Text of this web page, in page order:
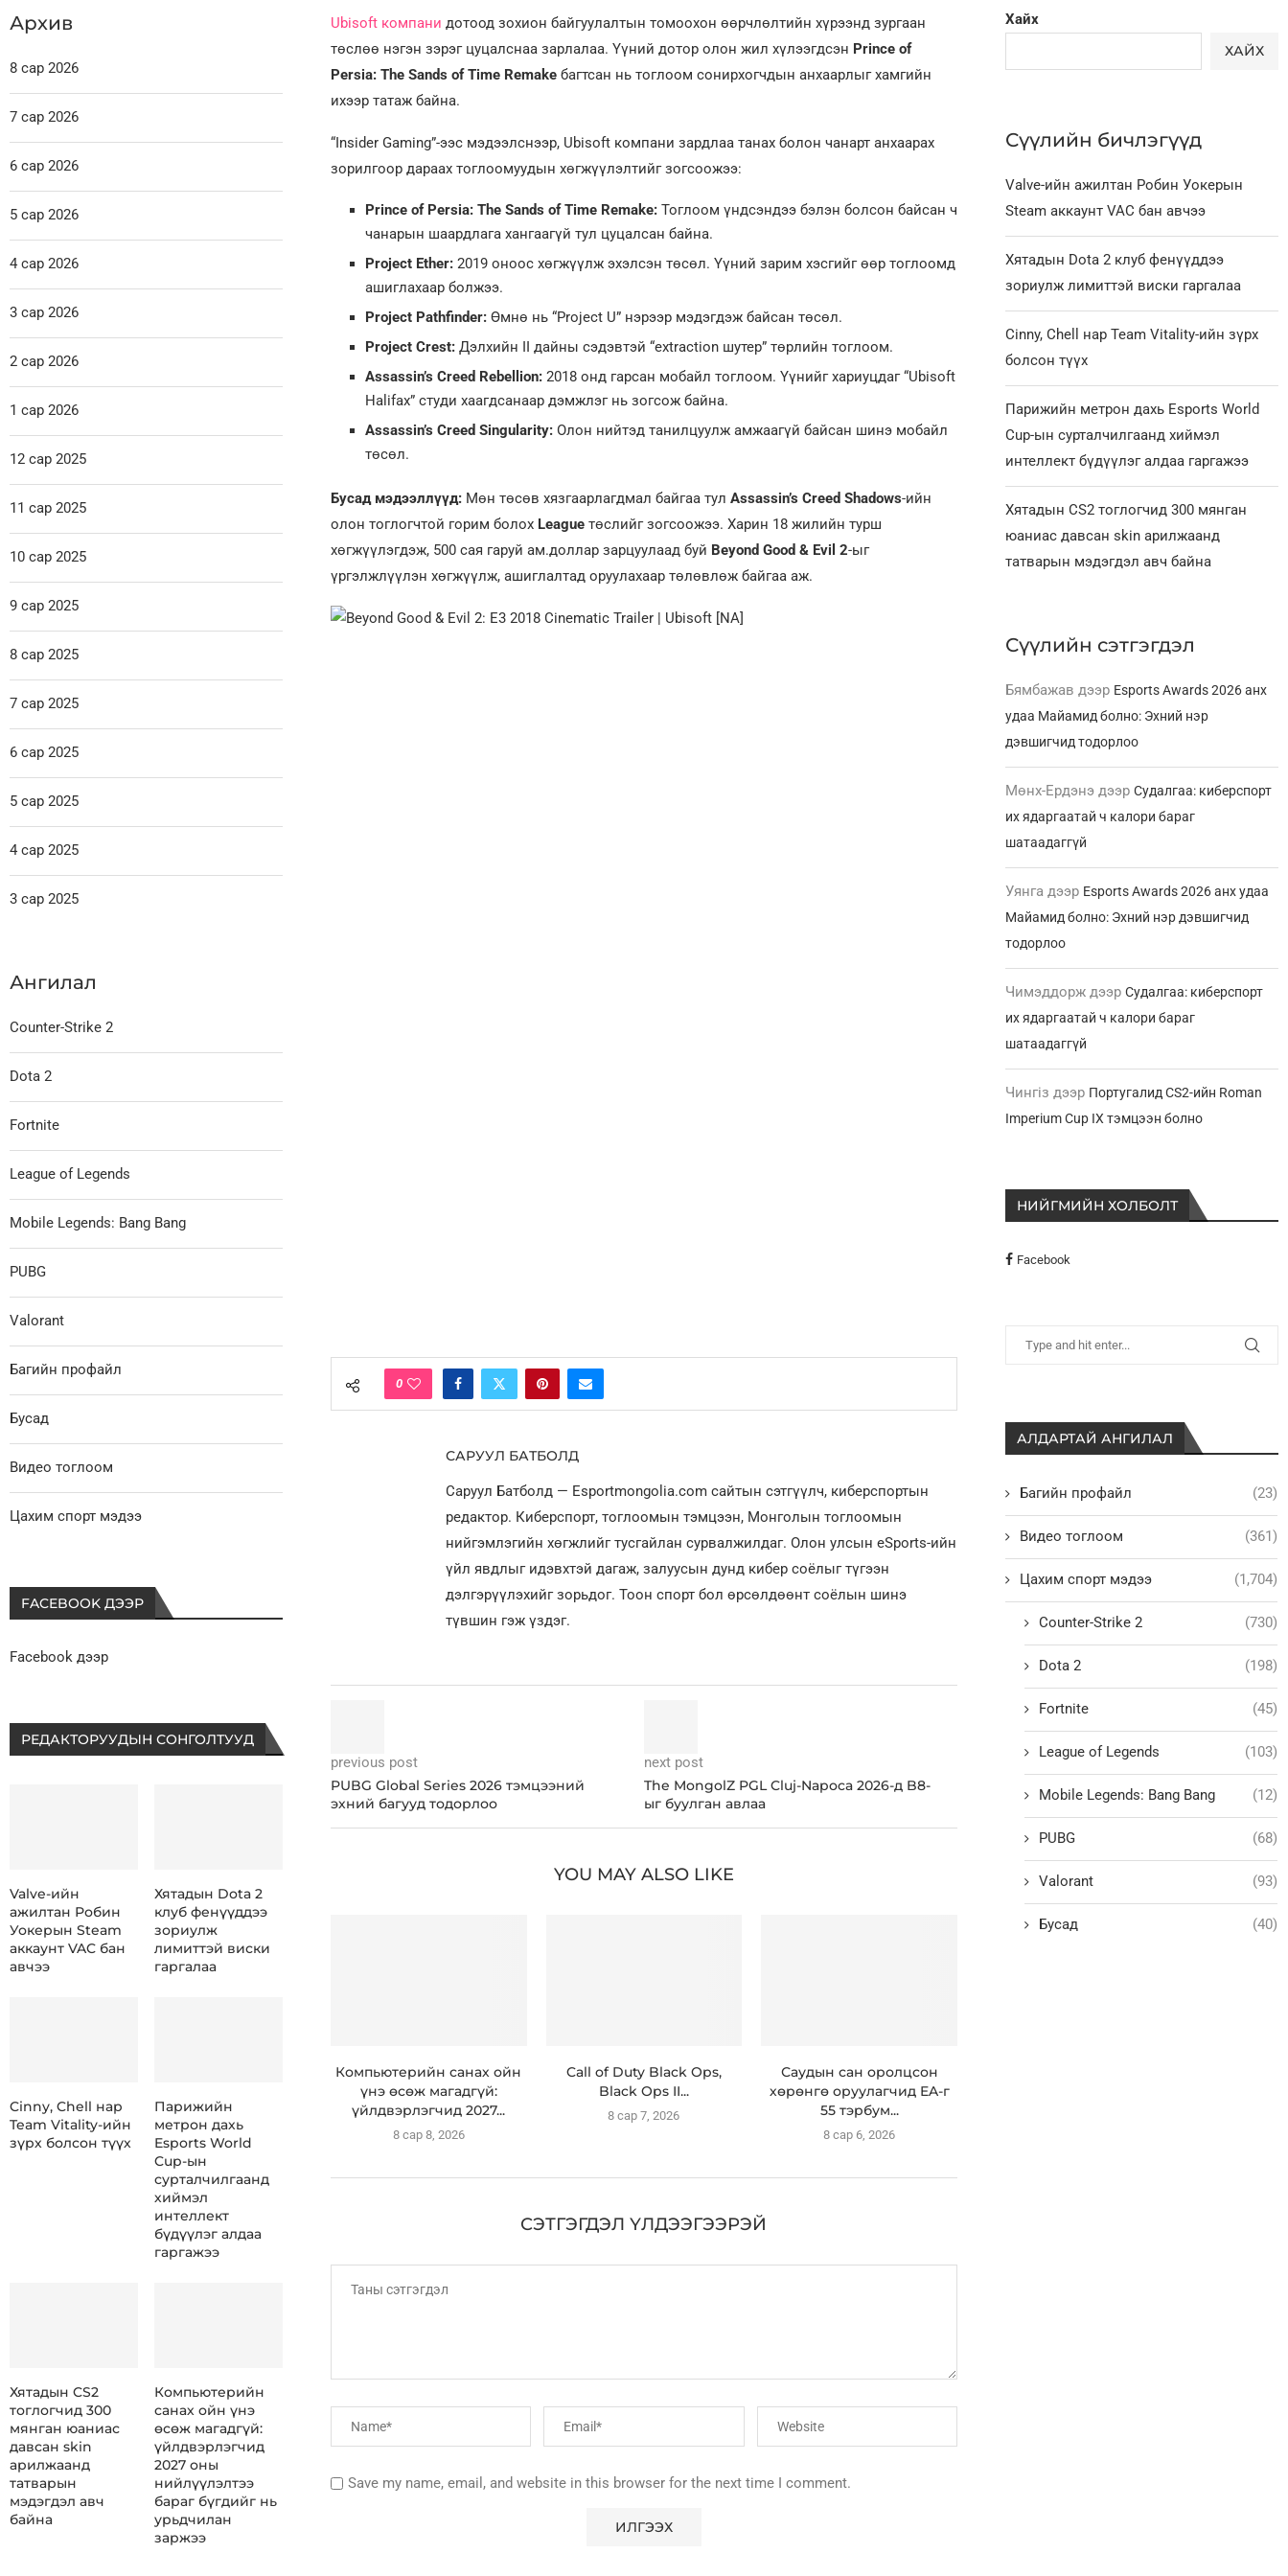
Ubisoft компани дотоод зохион байгуулалтын томоохон өөрчлөлтийн хүрээнд зургаан
төслөө нэгэн зэрэг цуцалснаа зарлалаа. Үүний дотор олон жил хүлээгдсэн Prince of
Persia: The Sands of Time Remakeбагтсан нь тоглоом сонирхогчдын анхаарлыг хамгийн
ихээр татаж байна.
“Insider Gaming”-ээс мэдээлснээр, Ubisoft компани зардлаа танах болон чанарт анхаарах
зорилгоор дараах тоглоомуудын хөгжүүлэлтийг зогсоожээ:
Prince of Persia: The Sands of Time Remake:Тоглоом үндсэндээ бэлэн болсон байсан ч
чанарын шаардлага хангаагүй тул цуцалсан байна.
Project Ether:2019 оноос хөгжүүлж эхэлсэн төсөл. Үүний зарим хэсгийг өөр тоглоомд
ашиглахаар болжээ.
Project Pathfinder:Өмнө нь “Project U” нэрээр мэдэгдэж байсан төсөл.
Project Crest:Дэлхийн II дайны сэдэвтэй “extraction шутер” төрлийн тоглоом.
Assassin’s Creed Rebellion:2018 онд гарсан мобайл тоглоом. Үүнийг хариуцдаг “Ubisoft
Halifax” студи хаагдсанаар дэмжлэг нь зогсож байна.
Assassin’s Creed Singularity:Олон нийтэд танилцуулж амжаагүй байсан шинэ мобайл
төсөл.
Бусад мэдээллүүд:Мөн төсөв хязгаарлагдмал байгаа тул Assassin’s Creed Shadows-ийн
олон тоглогчтой горим болох Leagueтөслийг зогсоожээ. Харин 18 жилийн турш
хөгжүүлэгдэж, 500 сая гаруй ам.доллар зарцуулаад буй Beyond Good & Evil 2-ыг
үргэлжлүүлэн хөгжүүлж, ашиглалтад оруулахаар төлөвлөж байгаа аж.
0
САРУУЛ БАТБОЛД
Саруул Батболд — Esportmongolia.com сайтын сэтгүүлч, киберспортын
редактор. Киберспорт, тоглоомын тэмцээн, Монголын тоглоомын
нийгэмлэгийн хөгжлийг тусгайлан сурвалжилдаг. Олон улсын eSports-ийн
үйл явдлыг идэвхтэй дагаж, залуусын дунд кибер соёлыг түгээн
дэлгэрүүлэхийг зорьдог. Тоон спорт бол өрсөлдөөнт соёлын шинэ
түвшин гэж үздэг.
previous post
PUBG Global Series 2026 тэмцээний
эхний багууд тодорлоо
next post
The MongolZ PGL Cluj-Napoca 2026-д B8-
ыг буулган авлаа
YOU MAY ALSO LIKE
Компьютерийн санах ойн
үнэ өсөж магадгүй:
үйлдвэрлэгчид 2027...
8 сар 8, 2026
Call of Duty Black Ops,
Black Ops II...
8 сар 7, 2026
Саудын сан оролцсон
хөрөнгө оруулагчид EA-г
55 тэрбум...
8 сар 6, 2026
СЭТГЭГДЭЛ ҮЛДЭЭГЭЭРЭЙ
Save my name, email, and website in this browser for the next time I comment.
Хайх
ХАЙХ
Сүүлийн бичлэгүүд
Valve-ийн ажилтан Робин Уокерын
Steam аккаунт VAC бан авчээ
Хятадын Dota 2 клуб фенүүддээ
зориулж лимиттэй виски гаргалаа
Cinny, Chell нар Team Vitality-ийн зүрх
болсон түүх
Парижийн метрон дахь Esports World
Cup-ын сурталчилгаанд хиймэл
интеллект бүдүүлэг алдаа гаргажээ
Хятадын CS2 тоглогчид 300 мянган
юаниас давсан skin арилжаанд
татварын мэдэгдэл авч байна
Сүүлийн сэтгэгдэл
Бямбажав дээр Esports Awards 2026 анх
удаа Майамид болно: Эхний нэр
дэвшигчид тодорлоо
Мөнх-Ердэнэ дээрСудалгаа: киберспорт
их ядаргаатай ч калори бараг
шатаадаггүй
Уянга дээр Esports Awards 2026 анх удаа
Майамид болно: Эхний нэр дэвшигчид
тодорлоо
Чимэддорж дээрСудалгаа: киберспорт
их ядаргаатай ч калори бараг
шатаадаггүй
Чингіз дээр Португалид CS2-ийн Roman
Imperium Cup IX тэмцээн болно
НИЙГМИЙН ХОЛБОЛТ
Facebook
АЛДАРТАЙ АНГИЛАЛ
Багийн профайл (23)
Видео тоглоом (361)
Цахим спорт мэдээ (1,704)
Counter-Strike 2 (730)
Dota 2 (198)
Fortnite (45)
League of Legends (103)
Mobile Legends: Bang Bang (12)
PUBG (68)
Valorant (93)
Бусад (40)
Архив
8 сар 2026
7 сар 2026
6 сар 2026
5 сар 2026
4 сар 2026
3 сар 2026
2 сар 2026
1 сар 2026
12 сар 2025
11 сар 2025
10 сар 2025
9 сар 2025
8 сар 2025
7 сар 2025
6 сар 2025
5 сар 2025
4 сар 2025
3 сар 2025
Ангилал
Counter-Strike 2
Dota 2
Fortnite
League of Legends
Mobile Legends: Bang Bang
PUBG
Valorant
Багийн профайл
Бусад
Видео тоглоом
Цахим спорт мэдээ
FACEBOOK ДЭЭР
Facebook дээр
РЕДАКТОРУУДЫН СОНГОЛТУУД
Valve-ийн
ажилтан Робин
Уокерын Steam
аккаунт VAC бан
авчээ
Хятадын Dota 2
клуб фенүүддээ
зориулж
лимиттэй виски
гаргалаа
Cinny, Chell нар
Team Vitality-ийн
зүрх болсон түүх
Парижийн
метрон дахь
Esports World
Cup-ын
сурталчилгаанд
хиймэл
интеллект
бүдүүлэг алдаа
гаргажээ
Хятадын CS2
тоглогчид 300
мянган юаниас
давсан skin
арилжаанд
татварын
мэдэгдэл авч
байна
Компьютерийн
санах ойн үнэ
өсөж магадгүй:
үйлдвэрлэгчид
2027 оны
нийлүүлэлтээ
бараг бүгдийг нь
урьдчилан
заржээ